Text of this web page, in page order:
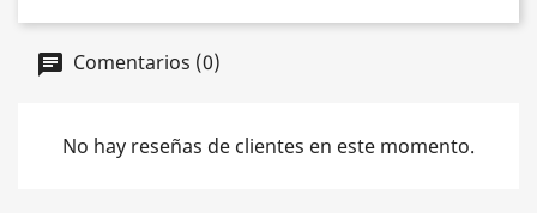
Comentarios (0)
No hay reseñas de clientes en este momento.